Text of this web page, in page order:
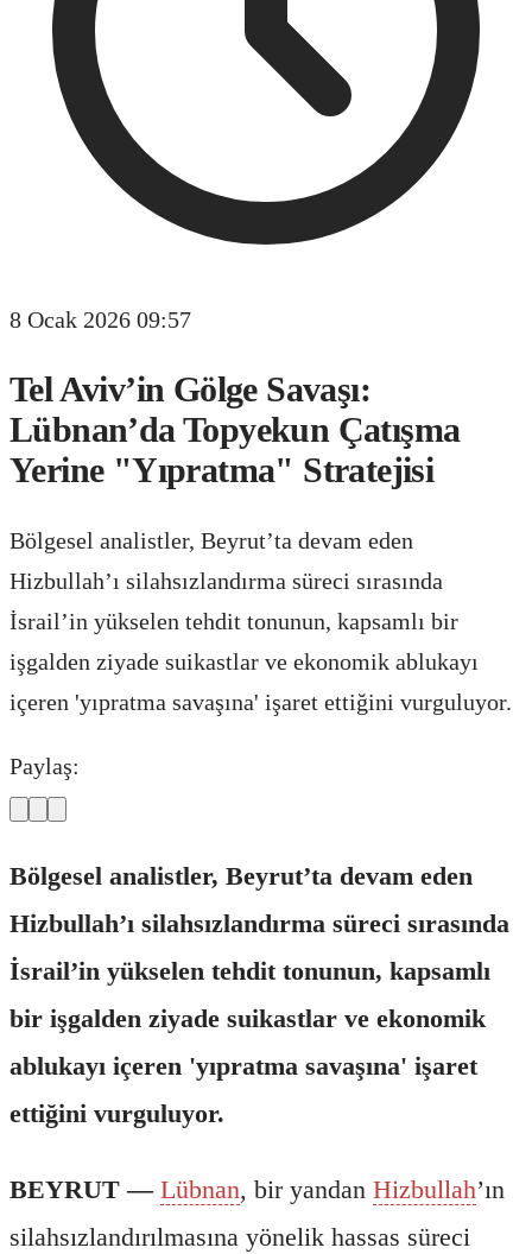
8 Ocak 2026 09:57
Tel Aviv’in Gölge Savaşı:
Lübnan’da Topyekun Çatışma
Yerine "Yıpratma" Stratejisi
Bölgesel analistler, Beyrut’ta devam eden
Hizbullah’ı silahsızlandırma süreci sırasında
İsrail’in yükselen tehdit tonunun, kapsamlı bir
işgalden ziyade suikastlar ve ekonomik ablukayı
içeren 'yıpratma savaşına' işaret ettiğini vurguluyor.
Paylaş:
Bölgesel analistler, Beyrut’ta devam eden
Hizbullah’ı silahsızlandırma süreci sırasında
İsrail’in yükselen tehdit tonunun, kapsamlı
bir işgalden ziyade suikastlar ve ekonomik
ablukayı içeren 'yıpratma savaşına' işaret
ettiğini vurguluyor.
BEYRUT — Lübnan, bir yandan Hizbullah’ın
silahsızlandırılmasına yönelik hassas süreci